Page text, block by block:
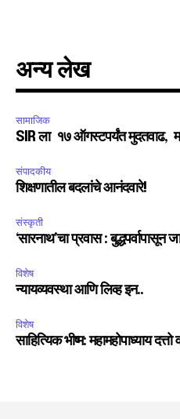
अन्य लेख
सामाजिक
SIR ला १७ ऑगस्टपर्यंत मुदतवाढ,
संपादकीय
शिक्षणातील बदलांचे आनंदवारे!
संस्कृती
‘सारनाथ’चा प्रवास : बुद्धपर्वापासून
विशेष
न्यायव्यवस्था आणि लिव्ह इन..
विशेष
साहित्यिक भीष्म: महामहोपाध्याय